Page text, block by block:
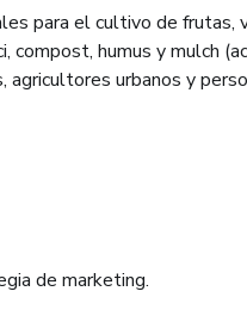
para el cultivo de frutas,
compost, humus y mulch
urbanos y
de marketing.